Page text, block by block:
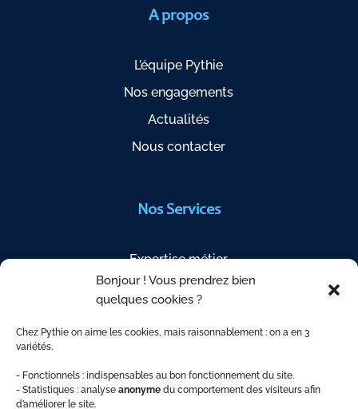
Bonjour ! Vous prendrez bien
quelques cookies ?
Chez Pythie on aime les cookies, mais raisonnablement : on a en 3
variétés.
- Fonctionnels : indispensables au bon fonctionnement du site.
- Statistiques : analyse anonyme du comportement des visiteurs afin
d’améliorer le site.
A propos
L’équipe Pythie
Nos engagements
Actualités
Nous contacter
Nos Services
Expertise métier
Étapes de votre projet
Indices de révision
Espace Client